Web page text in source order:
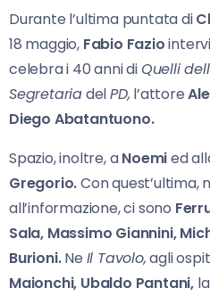
Durante l’ultima puntata di
18 maggio, Fabio Fazio
celebra i 40 anni diQuelli
SegretariadelPD, l’attore
Diego Abatantuono.
Spazio, inoltre, aNoemied
Gregorio.Con quest’ultima,
all’informazione, ci sono
Sala, Massimo Giannini,
Burioni.Ne Il Tavolo,agli
Maionchi, Ubaldo Pantani, la